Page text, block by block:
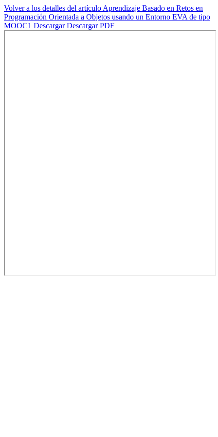
Volver a los detalles del artículo Aprendizaje Basado en Retos en
Programación Orientada a Objetos usando un Entorno EVA de tipo
MOOC1 DescargarDescargar PDF